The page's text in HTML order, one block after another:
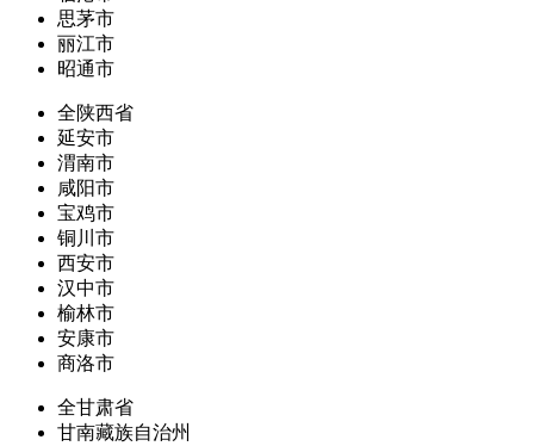
思茅市
丽江市
昭通市
全陕西省
延安市
渭南市
咸阳市
宝鸡市
铜川市
西安市
汉中市
榆林市
安康市
商洛市
全甘肃省
甘南藏族自治州